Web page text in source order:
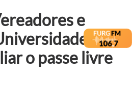
e
o passe livre